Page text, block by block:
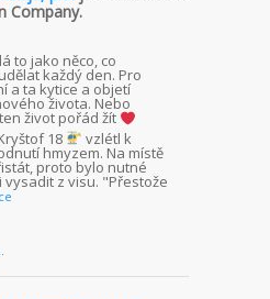
Company.
to jako něco, co
každý den. Pro
a ta kytice a objetí
života. Nebo
život pořád žít
18
vzlétl k
hmyzem. Na místě
proto bylo nutné
z visu. "Přestože
·